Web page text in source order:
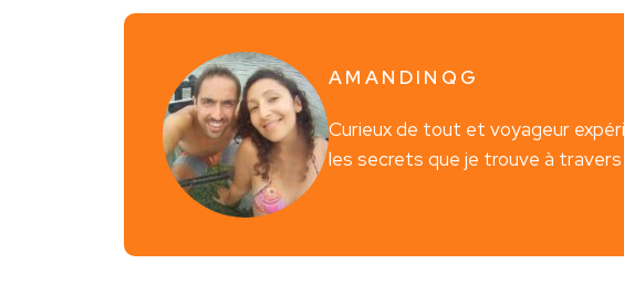
AMANDINQG
Curieux de tout et voyageur
les secrets que je trouve à travers